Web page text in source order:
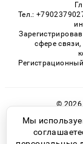
Тел.:
сфере
© 2026
Мы